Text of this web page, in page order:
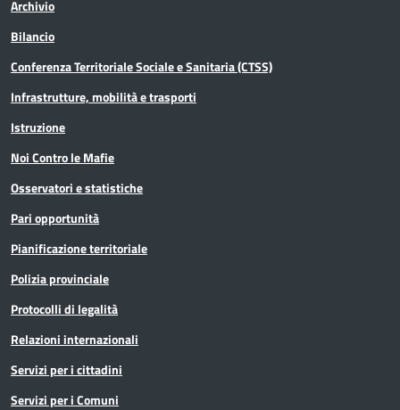
Archivio
Bilancio
Conferenza Territoriale Sociale e Sanitaria (CTSS)
Infrastrutture, mobilità e trasporti
Istruzione
Noi Contro le Mafie
Osservatori e statistiche
Pari opportunità
Pianificazione territoriale
Polizia provinciale
Protocolli di legalità
Relazioni internazionali
Servizi per i cittadini
Servizi per i Comuni